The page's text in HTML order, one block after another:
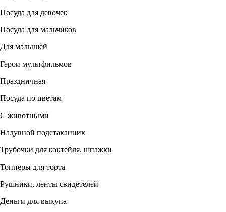
Посуда для девочек
Посуда для мальчиков
Для малышей
Герои мультфильмов
Праздничная
Посуда по цветам
С животными
Надувной подстаканник
Трубочки для коктейля, шпажки
Топперы для торта
Рушники, ленты свидетелей
Деньги для выкупа